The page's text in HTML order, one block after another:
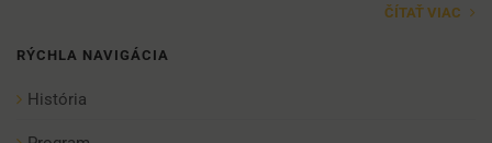
ČÍTAŤ VIAC
RÝCHLA NAVIGÁCIA
História